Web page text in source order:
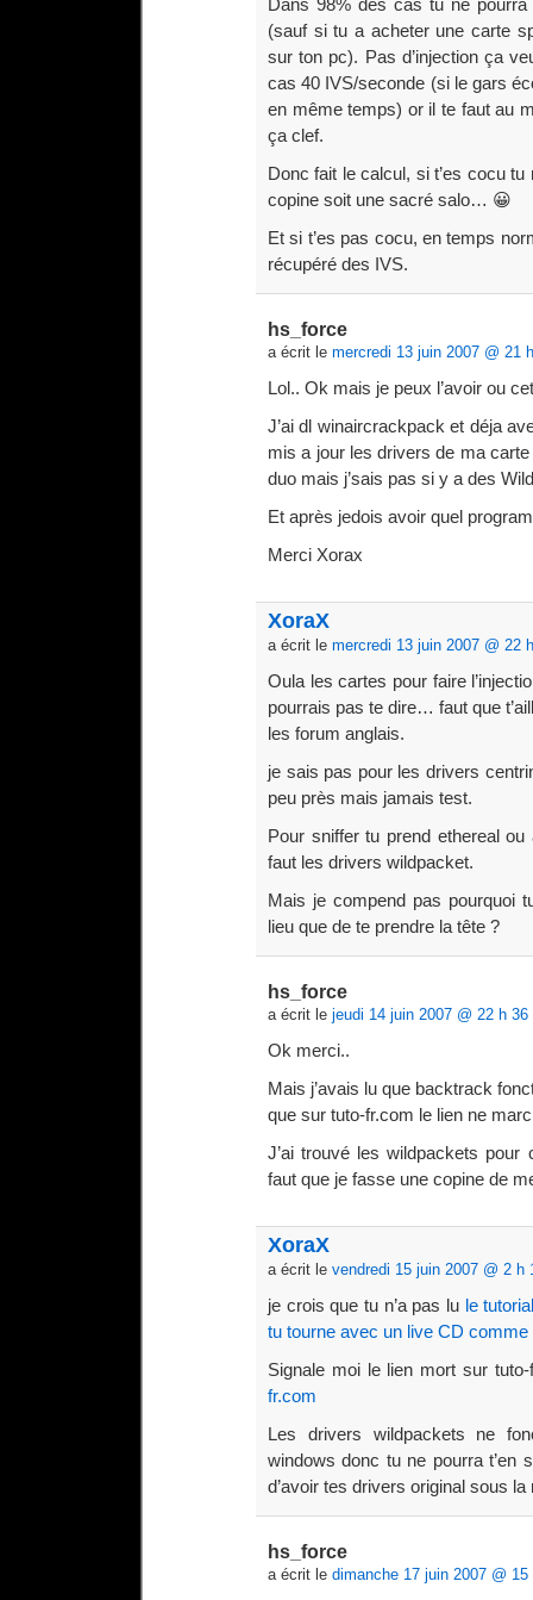
Dans 98% des cas tu ne
(sauf si tu a acheter une carte
sur ton pc). Pas d’injection ça
cas 40 IVS/seconde (si le gars
en même temps) or il te faut au
ça clef.
Donc fait le calcul, si t’es cocu
copine soit une sacré salo… 😀
Et si t’es pas cocu, en temps
récupéré des IVS.
hs_force
a écrit le mercredi 13 juin 2007 @ 21
Lol.. Ok mais je peux l’avoir ou
J’ai dl winaircrackpack et déja
mis a jour les drivers de ma
duo mais j’sais pas si y a des
Et après jedois avoir quel
Merci Xorax
XoraX
a écrit le mercredi 13 juin 2007 @ 22
Oula les cartes pour faire
pourrais pas te dire… faut que
les forum anglais.
je sais pas pour les drivers
peu près mais jamais test.
Pour sniffer tu prend ethereal
faut les drivers wildpacket.
Mais je compend pas pourquoi
lieu que de te prendre la tête ?
hs_force
a écrit le jeudi 14 juin 2007 @ 22 h 36
Ok merci..
Mais j’avais lu que backtrack
que sur tuto-fr.com le lien ne
J’ai trouvé les wildpackets pour
faut que je fasse une copine de
XoraX
a écrit le vendredi 15 juin 2007 @ 2 h
je crois que tu n’a pas lu le
tu tourne avec un live CD
Signale moi le lien mort sur
fr.com
Les drivers wildpackets ne
windows donc tu ne pourra t’en
d’avoir tes drivers original sous
hs_force
a écrit le dimanche 17 juin 2007 @ 15